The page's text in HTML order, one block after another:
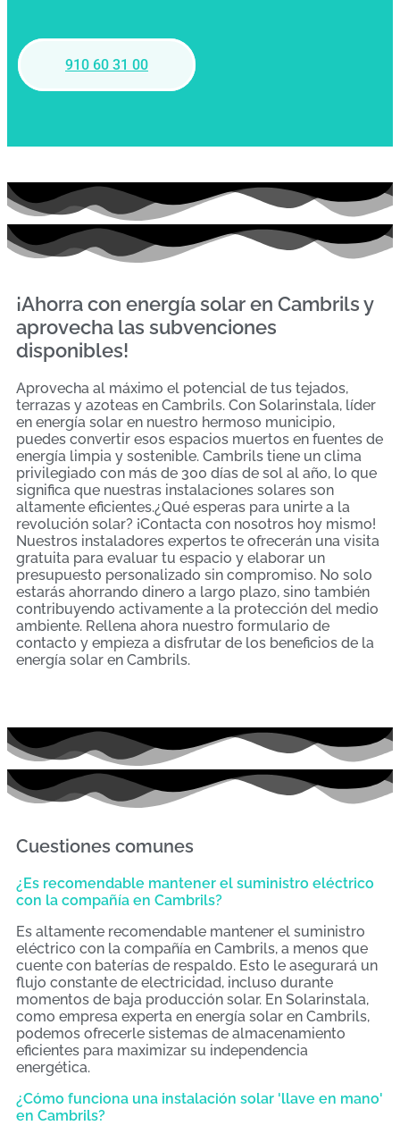
910 60 31 00
¡Ahorra con energía solar en Cambrils y
aprovecha las subvenciones
disponibles!
Aprovecha al máximo el potencial de tus tejados,
terrazas y azoteas en Cambrils. Con Solarinstala, líder
en energía solar en nuestro hermoso municipio,
puedes convertir esos espacios muertos en fuentes de
energía limpia y sostenible. Cambrils tiene un clima
privilegiado con más de 300 días de sol al año, lo que
significa que nuestras instalaciones solares son
altamente eficientes.¿Qué esperas para unirte a la
revolución solar? ¡Contacta con nosotros hoy mismo!
Nuestros instaladores expertos te ofrecerán una visita
gratuita para evaluar tu espacio y elaborar un
presupuesto personalizado sin compromiso. No solo
estarás ahorrando dinero a largo plazo, sino también
contribuyendo activamente a la protección del medio
ambiente. Rellena ahora nuestro formulario de
contacto y empieza a disfrutar de los beneficios de la
energía solar en Cambrils.
Cuestiones comunes
¿Es recomendable mantener el suministro eléctrico
con la compañía en Cambrils?
Es altamente recomendable mantener el suministro
eléctrico con la compañía en Cambrils, a menos que
cuente con baterías de respaldo. Esto le asegurará un
flujo constante de electricidad, incluso durante
momentos de baja producción solar. En Solarinstala,
como empresa experta en energía solar en Cambrils,
podemos ofrecerle sistemas de almacenamiento
eficientes para maximizar su independencia
energética.
¿Cómo funciona una instalación solar 'llave en mano'
en Cambrils?